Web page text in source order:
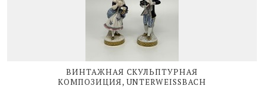
ВИНТАЖНАЯ СКУЛЬПТУРНАЯ
КОМПОЗИЦИЯ, UNTERWEISSBACH